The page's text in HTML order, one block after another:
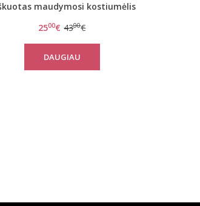
maudymosi kostiumėlis
2500€ 4300€
DAUGIAU